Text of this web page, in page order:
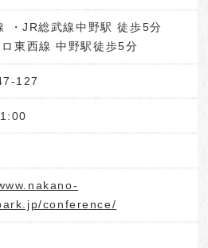
・JR総武線中野駅 徒歩5分
東西線 中野駅徒歩5分
127
conference/